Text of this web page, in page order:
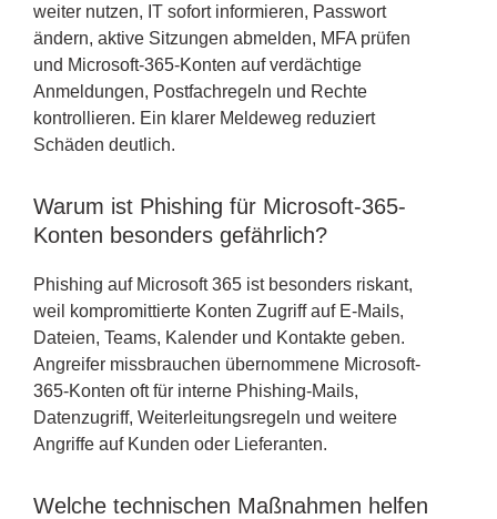
weiter nutzen, IT sofort informieren, Passwort
ändern, aktive Sitzungen abmelden, MFA prüfen
und Microsoft-365-Konten auf verdächtige
Anmeldungen, Postfachregeln und Rechte
kontrollieren. Ein klarer Meldeweg reduziert
Schäden deutlich.
Warum ist Phishing für Microsoft-365-
Konten besonders gefährlich?
Phishing auf Microsoft 365 ist besonders riskant,
weil kompromittierte Konten Zugriff auf E-Mails,
Dateien, Teams, Kalender und Kontakte geben.
Angreifer missbrauchen übernommene Microsoft-
365-Konten oft für interne Phishing-Mails,
Datenzugriff, Weiterleitungsregeln und weitere
Angriffe auf Kunden oder Lieferanten.
Welche technischen Maßnahmen helfen